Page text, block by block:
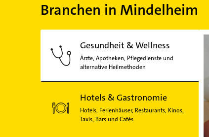
Branchen in Mindelheim
Gesundheit & Wellness
Ärzte, Apotheken, Pflegedienste und
alternative Heilmethoden
Hotels & Gastronomie
Hotels, Ferienhäuser, Restaurants, Kinos,
Taxis, Bars und Cafés